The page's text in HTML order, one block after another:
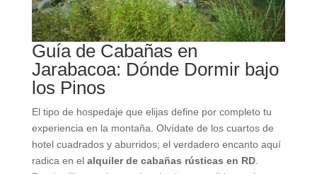
Guía de Cabañas en
Jarabacoa: Dónde Dormir bajo
los Pinos
El tipo de hospedaje que elijas define por completo tu
experiencia en la montaña. Olvídate de los cuartos de
hotel cuadrados y aburridos; el verdadero encanto aquí
radica en el alquiler de cabañas rústicas en RD.